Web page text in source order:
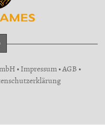
•Impressum•AGB •